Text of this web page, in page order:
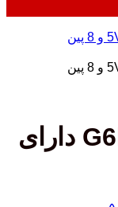
رله امرن مدل G6k-2F-Y دارای